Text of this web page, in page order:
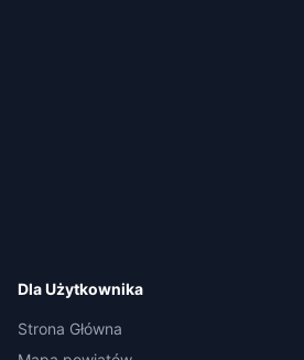
Dla Użytkownika
Strona Główna